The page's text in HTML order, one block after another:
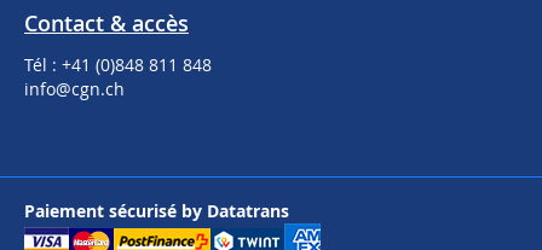
Contact & accès
Tél : +41 (0)848 811 848
info@cgn.ch
Paiement sécurisé by Datatrans